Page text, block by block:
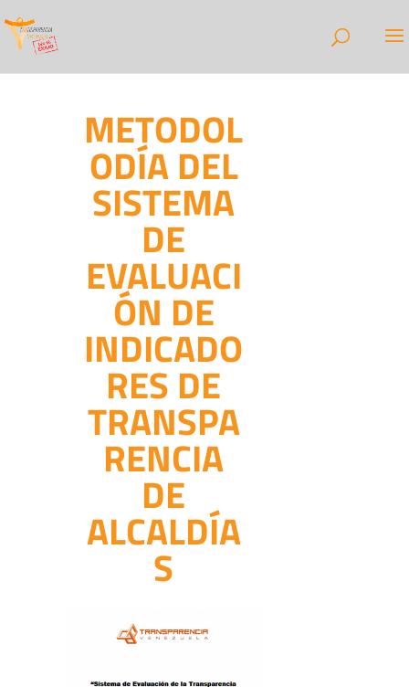
METODOL
ODÍA DEL
SISTEMA
DE
EVALUACI
ÓN DE
INDICADO
RES DE
TRANSPA
RENCIA
DE
ALCALDÍA
S